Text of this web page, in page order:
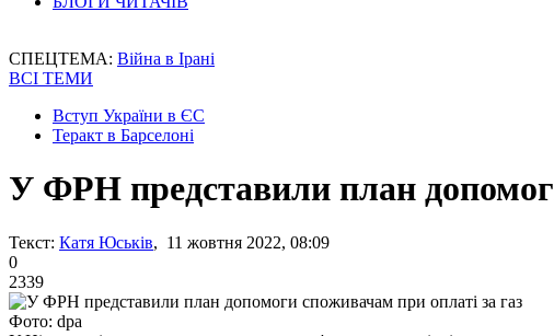
СПЕЦТЕМА: Війна в Ірані
ВСІ ТЕМИ
Вступ України в ЄС
Теракт в Барселоні
У ФРН представили план
Текст: Катя Юськів, 11 жовтня 2022, 08:09
0
2339
Фото: dpa